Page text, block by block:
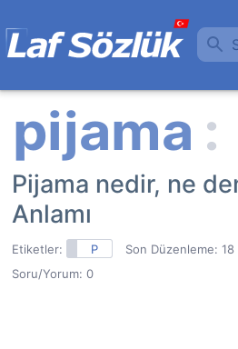
Pijama nedir, ne
Anlamı
Etiketler: P Son Düzenleme: 18
Soru/Yorum: 0